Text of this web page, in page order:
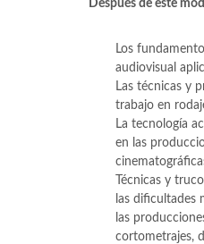
Después de este
Los
audiovisual
Las técnicas y
trabajo en
La tecnología
en las
Técnicas y
las dificultades
las
cortometrajes,